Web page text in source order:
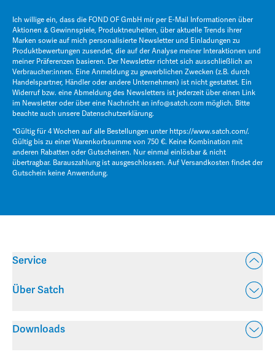
Ich willige ein, dass die FOND OF GmbH mir per E-Mail Informationen über
Aktionen & Gewinnspiele, Produktneuheiten, über aktuelle Trends ihrer
Marken sowie auf mich personalisierte Newsletter und Einladungen zu
Produktbewertungen zusendet, die auf der Analyse meiner Interaktionen und
meiner Präferenzen basieren. Der Newsletter richtet sich ausschließlich an
Verbraucher:innen. Eine Anmeldung zu gewerblichen Zwecken (z.B. durch
Handelspartner, Händler oder andere Unternehmen) ist nicht gestattet. Ein
Widerruf bzw. eine Abmeldung des Newsletters ist jederzeit über einen Link
im Newsletter oder über eine Nachricht an info@satch.com möglich. Bitte
beachte auch unsere Datenschutzerklärung.
*Gültig für 4 Wochen auf alle Bestellungen unter https://www.satch.com/.
Gültig bis zu einer Warenkorbsumme von 750 €. Keine Kombination mit
anderen Rabatten oder Gutscheinen. Nur einmal einlösbar & nicht
übertragbar. Barauszahlung ist ausgeschlossen. Auf Versandkosten findet der
Gutschein keine Anwendung.
Service
Über Satch
Downloads